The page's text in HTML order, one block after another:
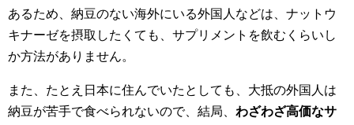
あるため、納豆のない海外にいる外国人などは、ナットウ
キナーゼを摂取したくても、サプリメントを飲むくらいし
か方法がありません。
また、たとえ日本に住んでいたとしても、大抵の外国人は
納豆が苦手で食べられないので、結局、 わざわざ高価なサ